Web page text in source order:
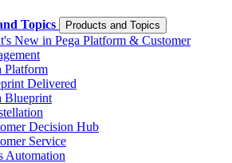
Topics Products and Topics
New in Pega Platform & Customer
Platform
Delivered
Blueprint
Decision Hub
Service
Automation